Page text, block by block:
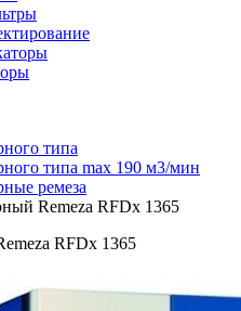
типа
типа max 190 м3/мин
ремеза
Remeza RFDx 1365
RFDx 1365